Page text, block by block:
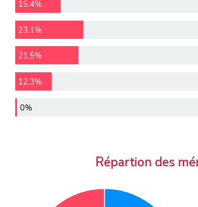
15,4%
23,1%
21,5%
12,3%
0%
Répartion des